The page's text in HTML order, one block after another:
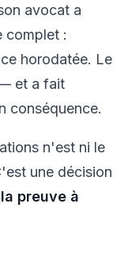
avocat a
complet :
horodatée. Le
et a fait
conséquence.
n'est ni le
une décision
preuve à